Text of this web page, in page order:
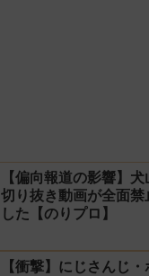
【偏向報道の影響】
切り抜き動画が全面禁
した【のりプロ】
【衝撃】にじさんじ